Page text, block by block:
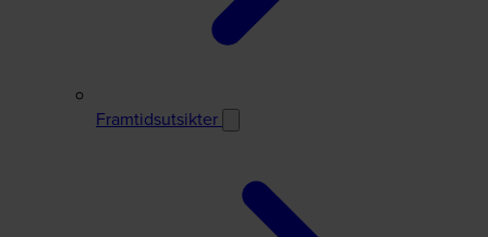
Framtidsutsikter